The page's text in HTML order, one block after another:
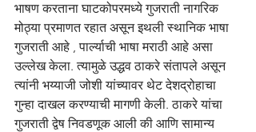
भाषण करताना घाटकोपरमध्ये गुजराती नागरिक
मोठ्या प्रमाणत रहात असून इथली स्थानिक भाषा
गुजराती आहे , पार्ल्याची भाषा मराठी आहे असा
उल्लेख केला. त्यामुळे उद्धव ठाकरे संतापले असून
त्यांनी भय्याजी जोशी यांच्यावर थेट देशद्रोहाचा
गुन्हा दाखल करण्याची मागणी केली. ठाकरे यांचा
गुजराती द्वेष निवडणूक आली की आणि सामान्य